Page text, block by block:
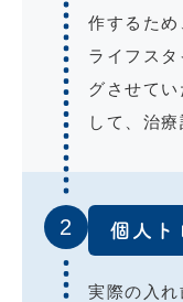
作するため
ライフス
グさせて
して、治
2 個人ト
実際の入